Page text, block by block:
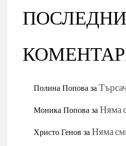
ПОСЛЕДНИ
Полина Поповаза
Моника ПоповазаНяма
Христо ГеновзаНяма